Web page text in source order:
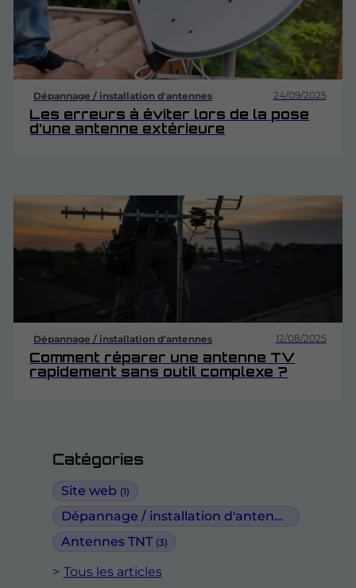
Catégories
Site web (1)
Dépannage / installation d'antennes
Antennes TNT (3)
Tous les articles
Dépannage / installation d'antennes 24/09/2025
Les erreurs à éviter lors de la pose
d’une antenne extérieure
Dépannage / installation d'antennes 12/08/2025
Comment réparer une antenne TV
rapidement sans outil complexe ?